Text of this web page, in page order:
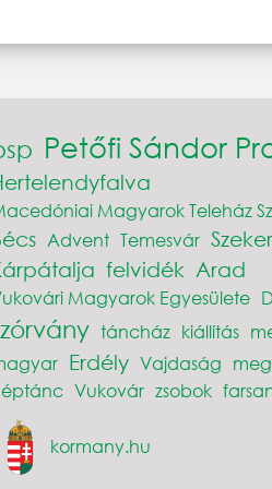
Petőfi Sándor
Magyarok Teleház
Advent Temesvár
felvidék Arad
Magyarok Egyesülete
táncház kiállítás
Erdély Vajdaság
Vukovár zsobok
kormany.hu